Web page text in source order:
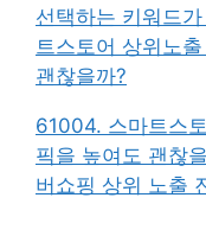
선택하는 키워드
트스토어 상위노
괜찮을까?
61004. 스마트스
픽을 높여도 괜찮
버쇼핑 상위 노출